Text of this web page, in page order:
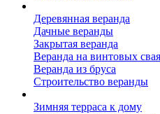
Деревянная веранда
Дачные веранды
Закрытая веранда
Веранда на винтовых
Веранда из бруса
Строительство веранды
Зимняя терраса к дому